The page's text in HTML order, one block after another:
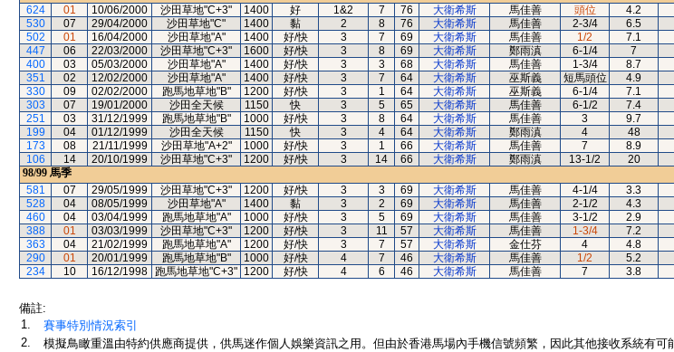
624
01 10/06/2000 沙田草地"C+3" 1400 好 1&2 7 76 大衛希斯 馬佳善 頭位 4.2
530
07 29/04/2000 沙田草地"C" 1400 黏 2 8 76 大衛希斯 馬佳善 2-3/4 6.5
502
01 16/04/2000 沙田草地"A" 1400 好/快 3 7 69 大衛希斯 馬佳善 1/2 7.1
447
06 22/03/2000 沙田草地"C+3" 1600 好/快 3 8 69 大衛希斯 鄭雨滇 6-1/4 7
400
03 05/03/2000 沙田草地"A" 1400 好/快 3 3 68 大衛希斯 馬佳善 1-3/4 8.7
351
02 12/02/2000 沙田草地"A" 1400 好/快 3 7 64 大衛希斯 巫斯義 短馬頭位 4.9
330
09 02/02/2000 跑馬地草地"B" 1200 好/快 3 1 64 大衛希斯 巫斯義 6-1/4 7.1
303
07 19/01/2000 沙田全天候 1150 快 3 5 65 大衛希斯 馬佳善 6-1/2 7.4
251
03 31/12/1999 跑馬地草地"B" 1000 好/快 3 8 64 大衛希斯 馬佳善 3 9.7
199
04 01/12/1999 沙田全天候 1150 快 3 4 64 大衛希斯 鄭雨滇 4 48
173
08 21/11/1999 沙田草地"A+2" 1000 好/快 3 1 66 大衛希斯 馬佳善 7 8.9
106
14 20/10/1999 沙田草地"C+3" 1200 好/快 3 14 66 大衛希斯 鄭雨滇 13-1/2 20
98/99 馬季
581
07 29/05/1999 沙田草地"C+3" 1200 好/快 3 3 69 大衛希斯 馬佳善 4-1/4 3.3
528
04 08/05/1999 沙田草地"A" 1400 黏 3 2 69 大衛希斯 馬佳善 2-1/2 4.3
460
04 03/04/1999 跑馬地草地"A" 1000 好/快 3 5 69 大衛希斯 馬佳善 3-1/2 2.9
388
01 03/03/1999 沙田草地"C+3" 1200 好/快 3 11 57 大衛希斯 馬佳善 1-3/4 7.2
363
04 21/02/1999 跑馬地草地"A" 1200 好/快 3 7 57 大衛希斯 金仕芬 4 4.8
290
01 20/01/1999 跑馬地草地"B" 1000 好/快 4 7 46 大衛希斯 馬佳善 1/2 5.2
234
10 16/12/1998 跑馬地草地"C+3" 1200 好/快 4 6 46 大衛希斯 馬佳善 7 3.8
備註:
1.
賽事特別情況索引
2.
模擬鳥瞰重溫由特約供應商提供，供馬迷作個人娛樂資訊之用。但由於香港馬場內手機信號頻繁，因此其他接收系統有